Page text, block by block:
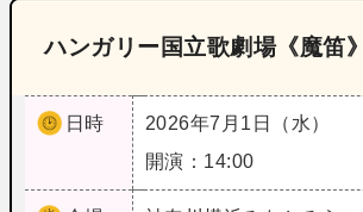
ハンガリー国立歌劇場《魔笛》
日時
2026年7月1日（水）
開演：14:00